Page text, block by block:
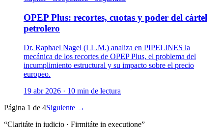
OPEP Plus: recortes, cuotas y poder del cártel
petrolero
Dr. Raphael Nagel (LL.M.) analiza en PIPELINES la
mecánica de los recortes de OPEP Plus, el problema del
incumplimiento estructural y su impacto sobre el precio
europeo.
19 abr 2026 · 10 min de lectura
Página 1 de 4Siguiente →
“Claritáte in iudicio · Firmitáte in executione”